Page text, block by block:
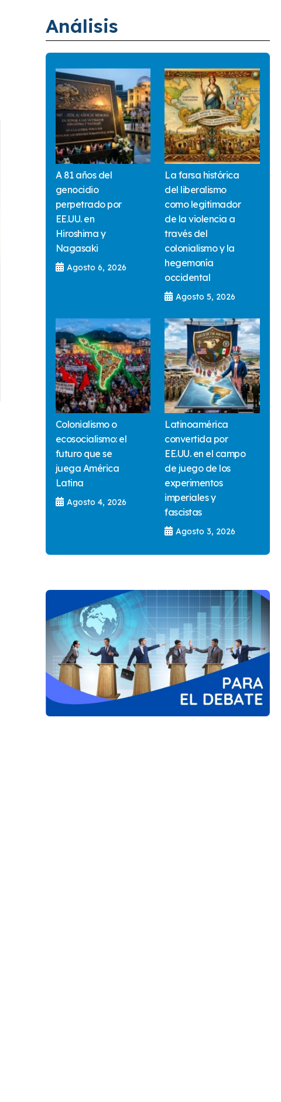
Análisis
A 81 años del
genocidio
perpetrado por
EE.UU. en
Hiroshima y
Nagasaki
Agosto 6, 2026
La farsa histórica
del liberalismo
como legitimador
de la violencia a
través del
colonialismo y la
hegemonía
occidental
Agosto 5, 2026
Colonialismo o
ecosocialismo: el
futuro que se
juega América
Latina
Agosto 4, 2026
Latinoamérica
convertida por
EE.UU. en el campo
de juego de los
experimentos
imperiales y
fascistas
Agosto 3, 2026